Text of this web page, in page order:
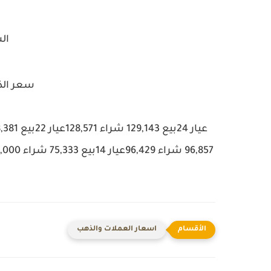
سعر
اسعار العملات والذهب